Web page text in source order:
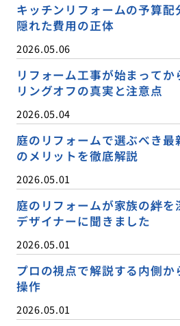
キッチンリフォームの予算
隠れた費用の正体
2026.05.06
リフォーム工事が始まって
リングオフの真実と注意点
2026.05.04
庭のリフォームで選ぶべき
のメリットを徹底解説
2026.05.01
庭のリフォームが家族の絆
デザイナーに聞きました
2026.05.01
プロの視点で解説する内側
操作
2026.05.01